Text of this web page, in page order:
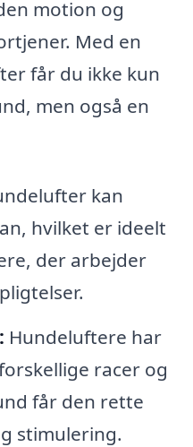
motion og
Med en
får du ikke kun
men også en
kan
hvilket er ideelt
der arbejder
Hundeluftere har
racer og
får den rette
stimulering.